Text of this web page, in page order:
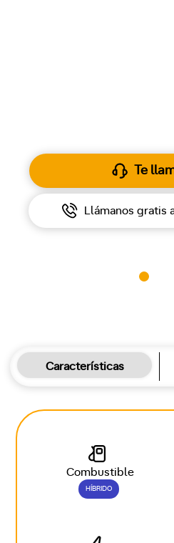
Te
Llámanos gratis
Características
Combustible
HÍBRIDO